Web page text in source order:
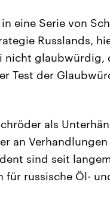
eine Serie von
Russlands,
nicht glaubwürdig,
Test der
als
an
sind seit
für russische Öl-